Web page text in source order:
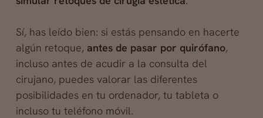
Sí, has leído bien: si estás pensando en hacerte
algún retoque, antes de pasar por quirófano,
incluso antes de acudir a la consulta del
cirujano, puedes valorar las diferentes
posibilidades en tu ordenador, tu tableta o
incluso tu teléfono móvil.